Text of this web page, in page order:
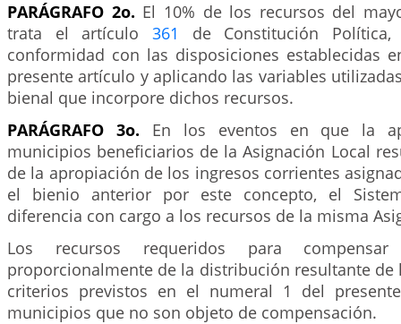
PARÁGRAFO 2o. El 10% de los recursos del
trata el artículo 361
de Constitución
conformidad con las disposiciones establecidas
presente artículo y aplicando las variables
bienal que incorpore dichos recursos.
PARÁGRAFO 3o. En los eventos en que la
municipios beneficiarios de la Asignación Local
de la apropiación de los ingresos corrientes
el bienio anterior por este concepto, el
diferencia con cargo a los recursos de la misma
Los recursos requeridos para compensar
proporcionalmente de la distribución resultante de
criterios previstos en el numeral 1 del
municipios que no son objeto de compensación.